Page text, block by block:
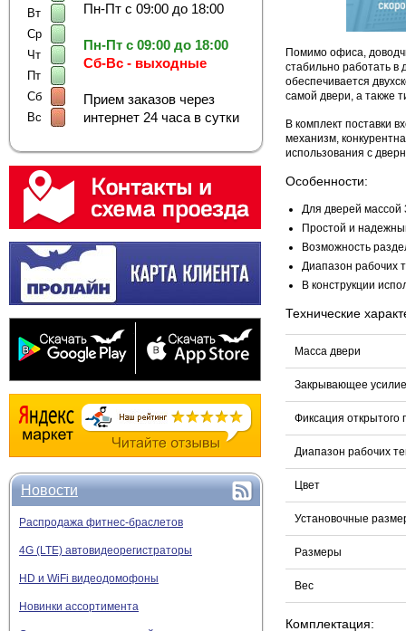
Вт
Ср
Чт
Пт
Сб
Вс
Пн-Пт с 09:00 до 18:00
Пн-Пт с 09:00 до 18:00
Сб-Вс - выходные
Прием заказов через
интернет 24 часа в сутки
Новости
Распродажа фитнес-браслетов
4G (LTE) автовидеорегистраторы
HD и WiFi видеодомофоны
Новинки ассортимента
Помимо офиса,
стабильно работать в
обеспечивается
самой двери, а также
В комплект поставки
механизм,
использования с
Особенности:
Для дверей массой
Простой и
Возможность
Диапазон рабочих
В конструкции
Технические
Масса двери
Закрывающее
Фиксация открытого
Диапазон рабочих
Цвет
Установочные
Размеры
Вес
Комплектация: